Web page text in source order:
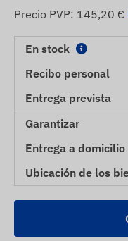
Precio PVP: 145,20 €
En stock
Recibo personal
Entrega prevista
Garantizar
Entrega a domicilio
Ubicación de los